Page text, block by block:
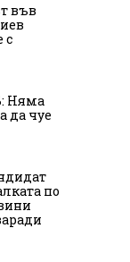
във
с
Няма
да чуе
по